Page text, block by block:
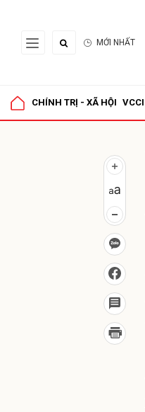
MỚI NHẤT
CHÍNH TRỊ - XÃ HỘI VCCI